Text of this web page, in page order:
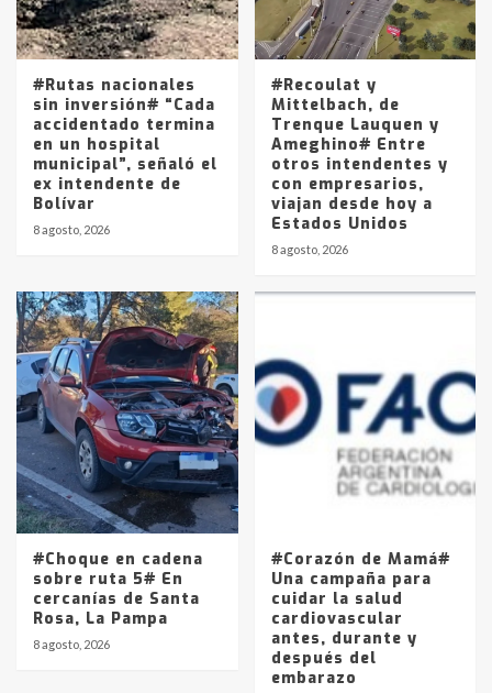
5
Los precios de los combustibles en
La Pampa, desde YPF hasta Axion
entre 857 a 1338 pesos
#Rutas nacionales
sin inversión# “Cada
accidentado termina
en un hospital
municipal”, señaló el
ex intendente de
Bolívar
8 agosto, 2026
#Recoulat y
Mittelbach, de
Trenque Lauquen y
Ameghino# Entre
otros intendentes y
con empresarios,
viajan desde hoy a
Estados Unidos
8 agosto, 2026
#Choque en cadena
sobre ruta 5# En
cercanías de Santa
Rosa, La Pampa
8 agosto, 2026
#Corazón de Mamá#
Una campaña para
cuidar la salud
cardiovascular
antes, durante y
después del
embarazo